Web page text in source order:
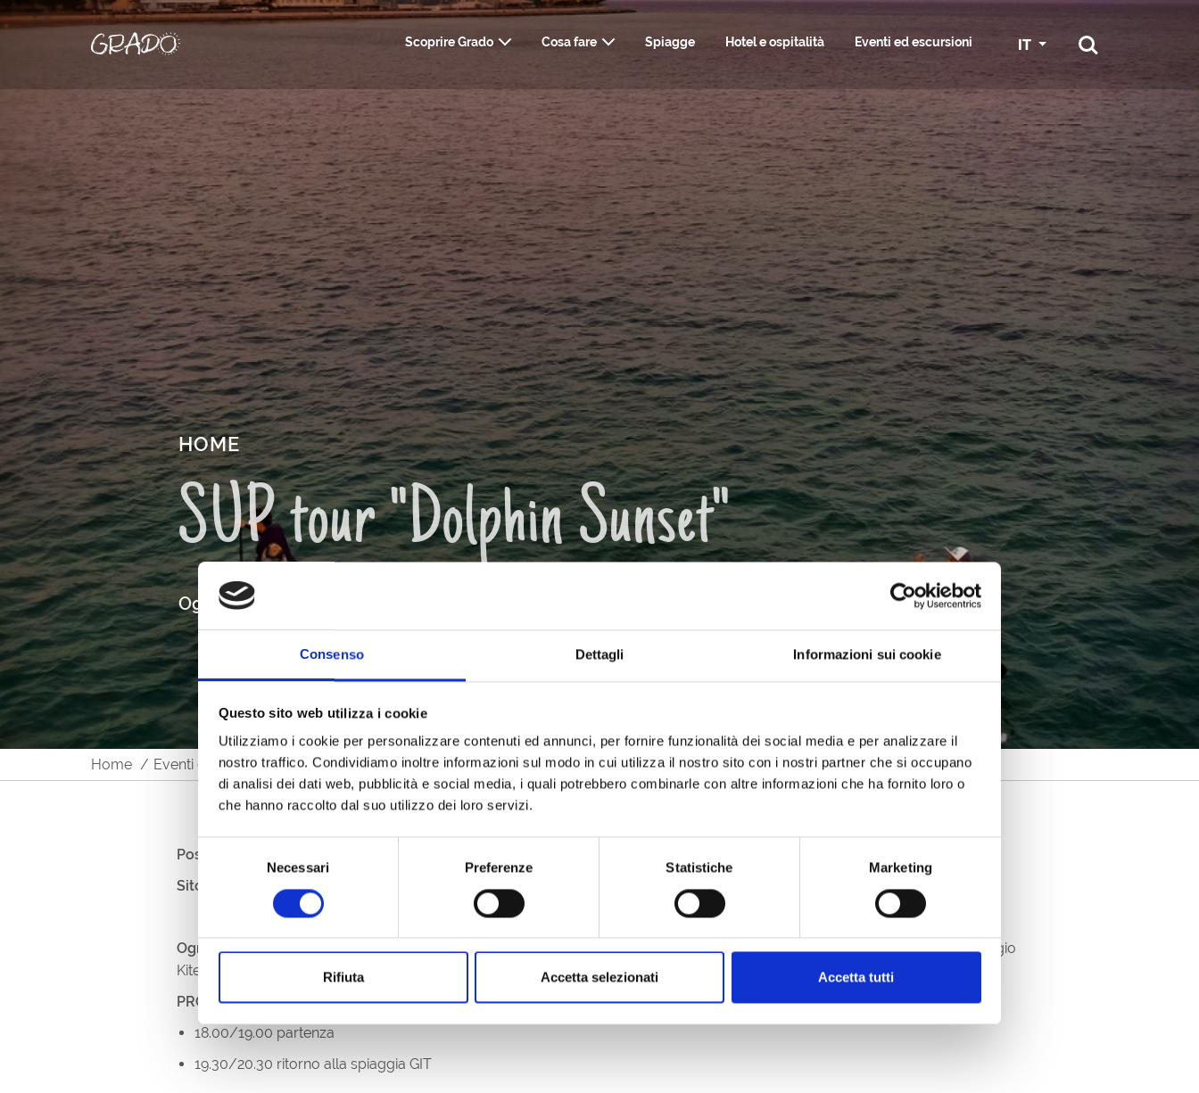
Consenso Dettagli Informazioni sui cookie
Questo sito web utilizza i cookie
Utilizziamo i cookie per personalizzare contenuti ed annunci, per fornire funzionalità dei social media e per analizzare il
nostro traffico. Condividiamo inoltre informazioni sul modo in cui utilizza il nostro sito con i nostri partner che si occupano
di analisi dei dati web, pubblicità e social media, i quali potrebbero combinarle con altre informazioni che ha fornito loro o
che hanno raccolto dal suo utilizzo dei loro servizi.
consenso
Necessari Preferenze Statistiche Marketing
Rifiuta Accetta selezionati Accetta tutti
Scoprire Grado
COME ARRIVARE INFO UTILI, TRASPORTI E SERVIZI GRADO IN BICI
WEBCAM KIT DEL VIAGGIATORE SERVIZI NAUTICI E MARINE
Cosa fare
ARTE, STORIA E CULTURA NATURA SPORT
RISTORANTI & BAR
TERME, WELLNESS & HAIR
STYLIST
ESPLORA I DINTORNI
SHOPPING E SERVIZI MATRIMONI CONGRESSI
Spiagge Hotel e ospitalità Eventi ed escursioni IT
HOME
SUP tour "Dolphin Sunset"
Ogni giorno, a richiesta, prenotando almeno 24 ore prima.
Home Eventi ed escursioni SUP tour "Dolphin Sunset"
Posizione:
Sito web:
https://www.kitelifefvg.it/
Ogni giorno, a richiesta, prenotando almeno 24 ore prima; attività disponibile da maggio a settembre;partenza dal noleggio
Kite Life alla spiaggia GIT;
PROGRAMMA
18.00/19.00 partenza
19.30/20.30 ritorno alla spiaggia GIT